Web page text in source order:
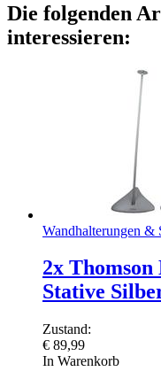
Die folgenden
interessieren:
Wandhalterungen &
2x
Stative
Zustand:
€ 89,99
In Warenkorb